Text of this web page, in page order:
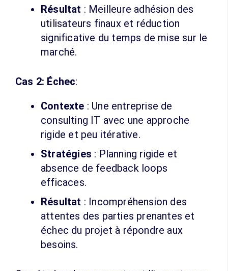
Résultat : Meilleure adhésion des
utilisateurs finaux et réduction
significative du temps de mise sur le
marché.
Cas 2: Échec:
Contexte : Une entreprise de
consulting IT avec une approche
rigide et peu itérative.
Stratégies : Planning rigide et
absence de feedback loops
efficaces.
Résultat : Incompréhension des
attentes des parties prenantes et
échec du projet à répondre aux
besoins.